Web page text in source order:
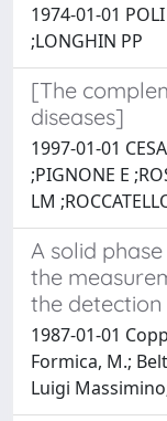
1974-01-01 POLI
;LONGHIN PP
[The
diseases]
1997-01-01
;PIGNONE E
LM
A solid
the
the
1987-01-01
Formica, M.;
Luigi